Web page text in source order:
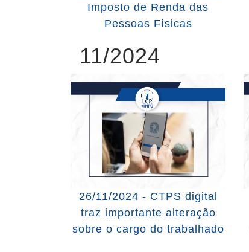
Imposto de Renda das
Pessoas Físicas
11/2024
26/11/2024 - CTPS digital
traz importante alteração
sobre o cargo do trabalhado